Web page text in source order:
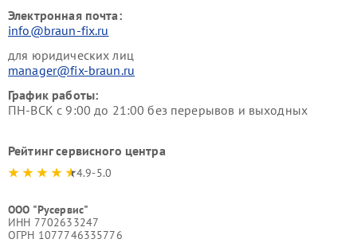
Электронная почта:
info@braun-fix.ru
для юридических лиц
manager@fix-braun.ru
График работы:
ПН-ВСК с 9:00 до 21:00 без перерывов и выходных
Рейтинг сервисного центра
4.9-5.0
ООО "Русервис"
ИНН 7702633247
ОГРН 1077746335776